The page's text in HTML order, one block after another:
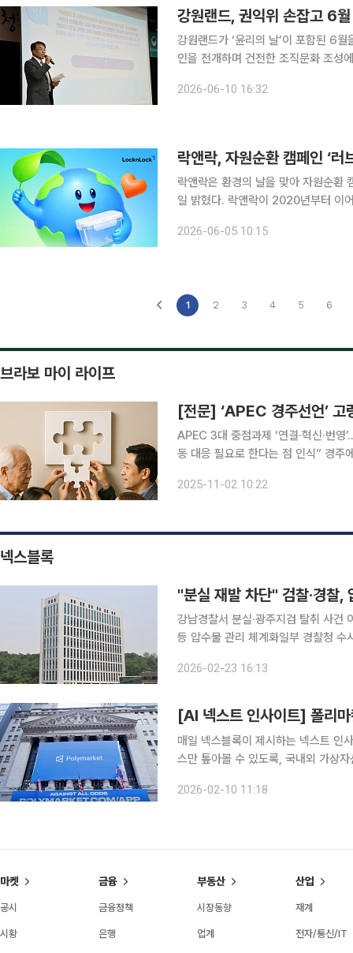
강원랜드, 권익위 손잡고 6
강원랜드가 ‘윤리의 날’이 포함된 6
인을 전개하며 건전한 조직문화 조성에 나섰다. 강원랜드는 임직원의 반부패
2026-06-10 16:32
락앤락, 자원순환 캠페인 ‘러
락앤락은 환경의 날을 맞아 자원순
일 밝혔다. 락앤락이 2020년부터 이어온 ‘러브 포 플래닛’은 오래된 플라스틱 밀폐용기를 수거해
2026-06-05 10:15
1 2 3 4 5 6
브라보 마이 라이프
[전문] ‘APEC 경주선언’ 고
APEC 3대 중점과제 ‘연결·혁신·번영
동 대응 필요로 한다는 점 인식” 경주에서 열린 ‘아시아태평양경제협력체(APEC) 정상회의’에서도
APEC 정상회의에서 이재명 대통령을
2025-11-02 10:22
넥스블록
"분실 재발 차단" 검찰·경찰,
강남경찰서 분실·광주지검 탈취 사건
등 압수물 관리 체계화일부 경찰청 수사관 가상
사기관의 가상자산 관리 방안이 정립
2026-02-23 16:13
매일 넥스블록이 제시하는 넥스트
스만 톺아볼 수 있도록, 국내외 가상
상대로 연방 법원에 소송을 제기하며
2026-02-10 11:18
마켓
공시
시황
금융
금융정책
은행
부동산
시장동향
업계
산업
재계
전자/통신/IT